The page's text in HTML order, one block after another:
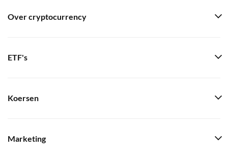
Over cryptocurrency
ETF's
Koersen
Marketing